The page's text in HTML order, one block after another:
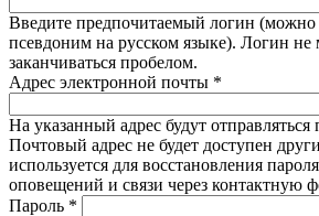
Введите предпочитаемый логин (можно
псевдоним на русском языке). Логин не
заканчиваться пробелом.
Адрес электронной почты *
На указанный адрес будут отправляться
Почтовый адрес не будет доступен
используется для восстановления
оповещений и связи через контактную
Пароль *